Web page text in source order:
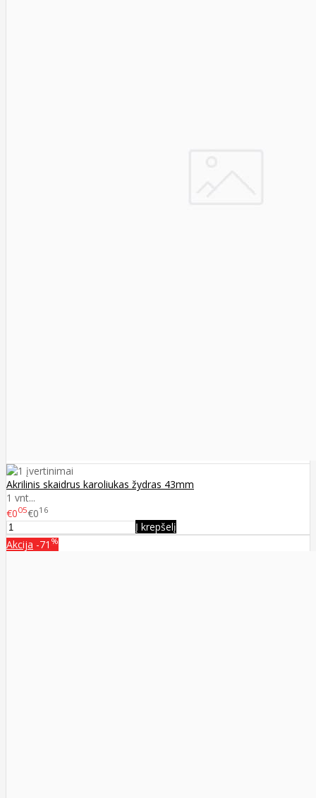
Akrilinis skaidrus karoliukas žydras 43mm
1 vnt...
€005€016
Į krepšelį
Akcija -71 %